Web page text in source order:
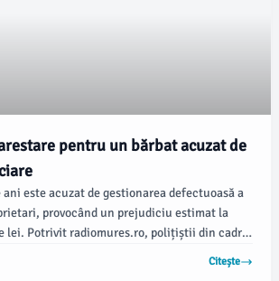
pentru un bărbat acuzat de
ani este acuzat de gestionarea defectuoasă a
provocând un prejudiciu estimat la
lei. Potrivit radiomures.ro, polițiștii din cadrul
a Criminalității Economice au
la domiciliul acestuia, sub
Citește